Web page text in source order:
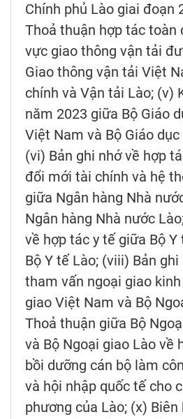
Chính phủ Lào giai đoạn
Thoả thuận hợp tác toàn
vực giao thông vận tải
Giao thông vận tải Việt
chính và Vận tải Lào; (v)
năm 2023 giữa Bộ Giáo
Việt Nam và Bộ Giáo
(vi) Bản ghi nhớ về hợp
đổi mới tài chính và hệ
giữa Ngân hàng Nhà
Ngân hàng Nhà nước
về hợp tác y tế giữa Bộ
Bộ Y tế Lào; (viii) Bản
tham vấn ngoại giao
giao Việt Nam và Bộ
Thoả thuận giữa Bộ
và Bộ Ngoại giao Lào về
bồi dưỡng cán bộ làm
và hội nhập quốc tế cho
phương của Lào; (x)